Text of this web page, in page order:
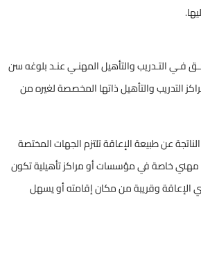
فـي التـدريب والتأهيل المهنـي عنـد بلوغه سن
التدريب والتأهيل ذاتها المخصصة لغيره من
عن طبيعة الإعاقة تلتزم الجهات المختصة
مهني خاصة في مؤسسات أو مراكز تأهيلية تكون
الإعاقة وقريبة من مكان إقامته أو يسهل